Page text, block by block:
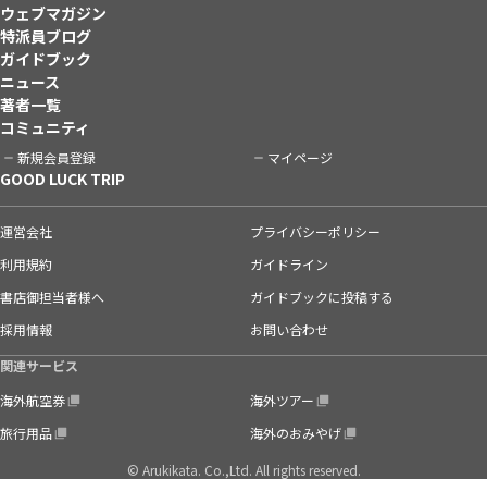
ウェブマガジン
特派員ブログ
ガイドブック
ニュース
著者一覧
コミュニティ
新規会員登録 マイページ
GOOD LUCK TRIP
運営会社
プライバシーポリシー
利用規約
ガイドライン
書店御担当者様へ
ガイドブックに投稿する
採用情報
お問い合わせ
関連サービス
海外航空券
海外ツアー
旅行用品
海外のおみやげ
© Arukikata. Co.,Ltd. All rights reserved.